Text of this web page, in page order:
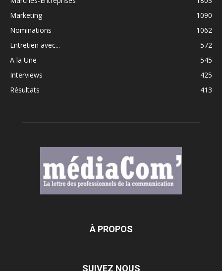
Marketing
1090
Nominations
1062
Entretien avec...
572
A la Une
545
Interviews
425
Résultats
413
À PROPOS
SUIVEZ NOUS